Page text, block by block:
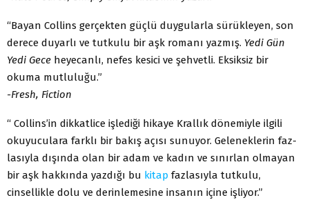
“Bayan Collins gerçekten güçlü duygularla sürükleyen, son
derece duyarlı ve tutkulu bir aşk romanı yazmış. Yedi Gün
Yedi Gece heyecanlı, nefes kesici ve şehvetli. Eksiksiz bir
okuma mutluluğu.”
-Fresh, Fiction
“ Collins’in dikkatlice işlediği hikaye Krallık dönemiyle ilgili
okuyuculara farklı bir bakış açısı sunuyor. Geleneklerin faz­
lasıyla dışında olan bir adam ve kadın ve sınırlan olmayan
bir aşk hakkında yazdığı bu kitap fazlasıyla tutkulu,
cinsellikle dolu ve derinlemesine insanın içine işliyor.”